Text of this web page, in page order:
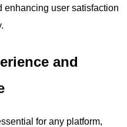
enhancing user satisfaction
and
for any platform,